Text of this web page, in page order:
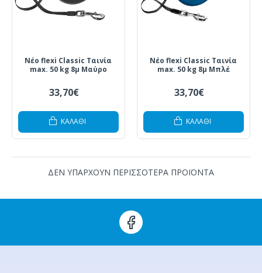
Νέο flexi Classic Ταινία
max. 50 kg 8μ Μαύρο
33,70€
ΚΑΛΆΘΙ
Νέο flexi Classic Ταινία
max. 50 kg 8μ Μπλέ
33,70€
ΚΑΛΆΘΙ
ΔΕΝ ΥΠΑΡΧΟΥΝ ΠΕΡΙΣΣΟΤΕΡΑ ΠΡΟΪΟΝΤΑ